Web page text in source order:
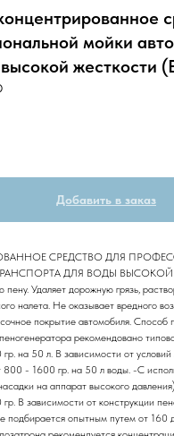
мойки
жесткости
Добавить в заказ
СРЕДСТВО ДЛЯ
ДЛЯ ВОДЫ ВЫСОКОЙ
пену. Удаляет дорожную грязь,
налета. Не оказывает вредного
покрытие автомобиля.
рекомендовано
на 50 л. В зависимости от
800 - 1600 гр. на 50 л воды. -С
на аппарат высокого
В зависимости от конструкции
подбирается опытным путем от 160